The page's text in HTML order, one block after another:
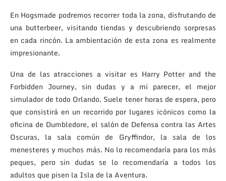
En Hogsmade podremos recorrer toda la zona, disfrutando de
una butterbeer, visitando tiendas y descubriendo sorpresas
en cada rincón. La ambientación de esta zona es realmente
impresionante.
Una de las atracciones a visitar es Harry Potter and the
Forbidden Journey, sin dudas y a mi parecer, el mejor
simulador de todo Orlando. Suele tener horas de espera, pero
que consistirá en un recorrido por lugares icónicos como la
oficina de Dumbledore, el salón de Defensa contra las Artes
Oscuras, la sala común de Gryffindor, la sala de los
menesteres y muchos más. No lo recomendaría para los más
peques, pero sin dudas se lo recomendaría a todos los
adultos que pisen la Isla de la Aventura.